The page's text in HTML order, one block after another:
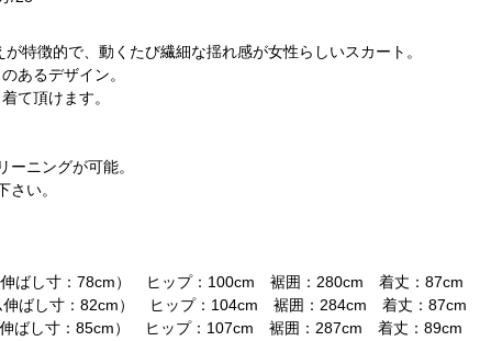
特徴的で、動くたび繊細な揺れ感が女性らしいスカート。
あるデザイン。
て頂けます。
ニングが可能。
さい。
伸ばし寸：78cm） ヒップ：100cm 裾囲：280cm 着丈：87cm
伸ばし寸：82cm） ヒップ：104cm 裾囲：284cm 着丈：87cm
伸ばし寸：85cm） ヒップ：107cm 裾囲：287cm 着丈：89cm